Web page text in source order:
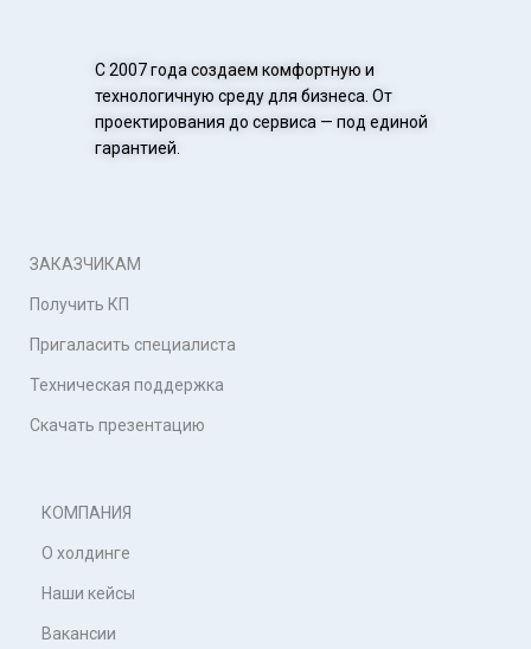
С 2007 года создаем комфортную и
технологичную среду для бизнеса. От
проектирования до сервиса — под единой
гарантией.
ЗАКАЗЧИКАМ
Получить КП
Пригаласить специалиста
Техническая поддержка
Скачать презентацию
КОМПАНИЯ
О холдинге
Наши кейсы
Вакансии